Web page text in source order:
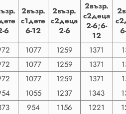
6
2възр.
с1дете
6-12
2възр.
с2деца
2-6
2възр.
с2деца
2-6;6-
12
1077 1259 1371
1077 1259 1371
1077 1259 1371
1055 1237 1343
954 1156 1221